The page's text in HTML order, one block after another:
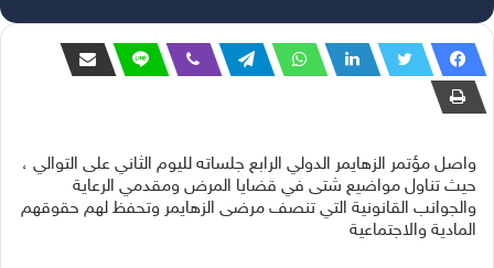
واصل مؤتمر الزهايمر الدولي الرابع جلساته لليوم الثاني على التوالي ،
حيث تناول مواضيع شتى في قضايا المرض ومقدمي الرعاية
والجوانب القانونية التي تنصف مرضى الزهايمر وتحفظ لهم حقوقهم
المادية والاجتماعية